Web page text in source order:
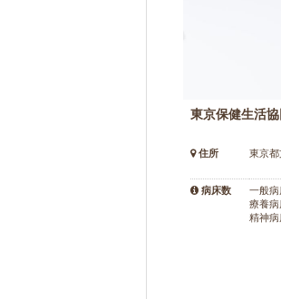
東京保健生活
住所 東京
病床数
一般
療養
精神